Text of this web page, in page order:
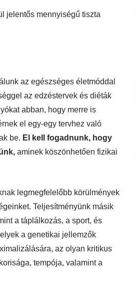
jelentős mennyiségű tiszta
az egészséges életmóddal
az edzéstervek és diéták
abban, hogy merre is
el egy-egy tervhez való
be. El kell fogadnunk, hogy
aminek köszönhetően fizikai
legmegfelelőbb körülmények
Teljesítményünk másik
a táplálkozás, a sport, és
a genetikai jellemzők
az olyan kritikus
tempója, valamint a